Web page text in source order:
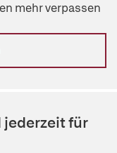
mehr verpassen
jederzeit für